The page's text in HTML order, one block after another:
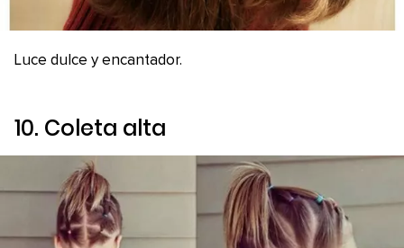
Luce dulce y encantador.
10. Coleta alta